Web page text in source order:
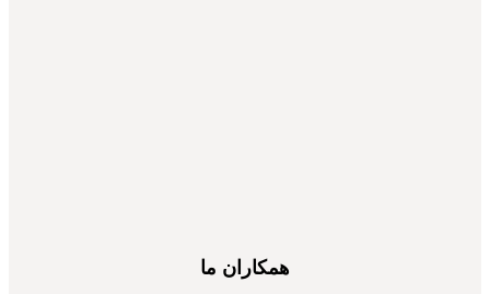
همکاران ما